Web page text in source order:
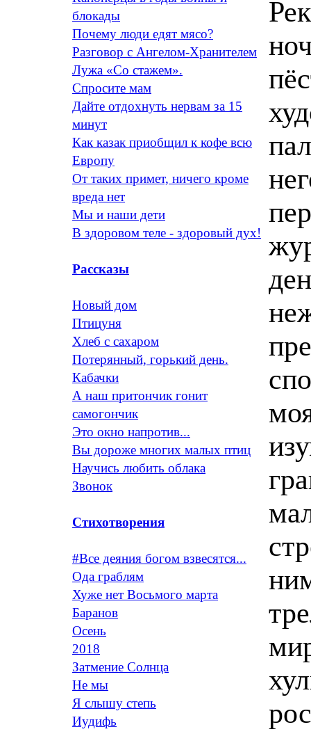
блокады
Почему люди едят мясо?
Разговор с Ангелом-Хранителем
Лужа «Со стажем».
Спросите мам
Дайте отдохнуть нервам за 15
минут
Как казак приобщил к кофе всю
Европу
От таких примет, ничего кроме
вреда нет
Мы и наши дети
В здоровом теле - здоровый дух!
Рассказы
Новый дом
Птицуня
Хлеб с сахаром
Потерянный, горький день.
Кабачки
А наш притончик гонит
самогончик
Это окно напротив...
Вы дороже многих малых птиц
Научись любить облака
Звонок
Стихотворения
#Все деяния богом взвесятся...
Ода граблям
Хуже нет Восьмого марта
Баранов
Осень
2018
Затмение Солнца
Не мы
Я слышу степь
Иудифь